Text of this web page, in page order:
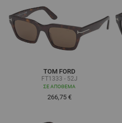
TOM FORD
FT1333 - 52J
ΣΕ ΑΠΌΘΕΜΑ
266,75 €